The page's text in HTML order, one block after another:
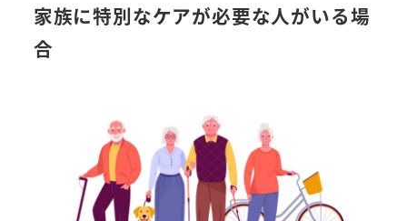
家族に特別なケアが必要な人がいる場
合